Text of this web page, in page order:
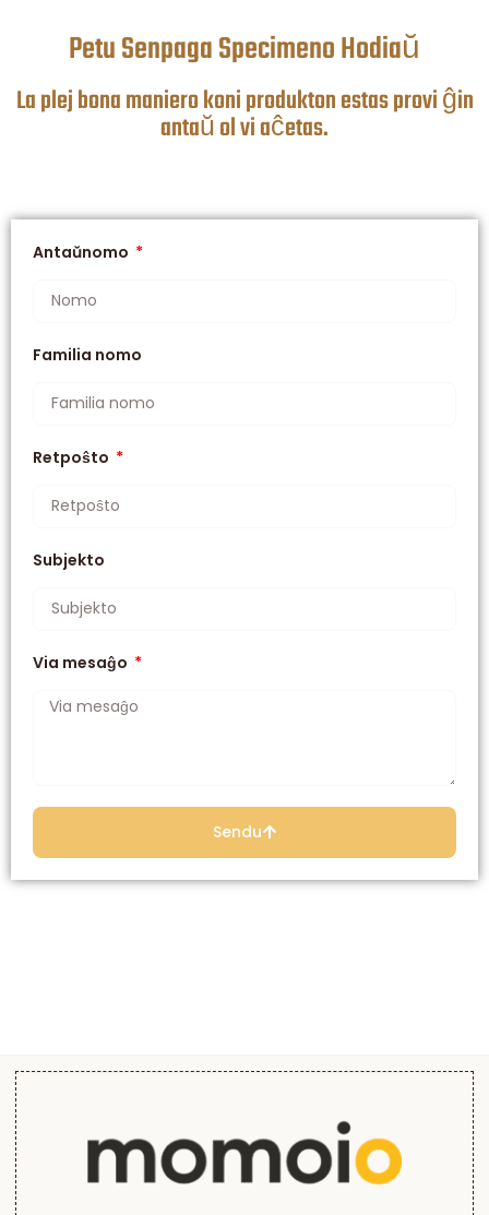
Petu Senpaga Specimeno Hodiaŭ
La plej bona maniero koni produkton estas provi ĝin
antaŭ ol vi aĉetas.
Antaŭnomo
Familia nomo
Retpoŝto
Subjekto
Via mesaĝo
Sendu